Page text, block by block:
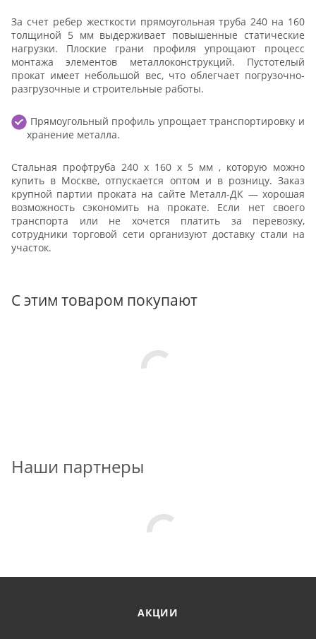
За счет ребер жесткости прямоугольная труба 240 на 160
толщиной 5 мм выдерживает повышенные статические
нагрузки. Плоские грани профиля упрощают процесс
монтажа элементов металлоконструкций. Пустотелый
прокат имеет небольшой вес, что облегчает погрузочно-
разгрузочные и строительные работы.
Прямоугольный профиль упрощает транспортировку и
хранение металла.
Стальная профтруба 240 х 160 х 5 мм , которую можно
купить в Москве, отпускается оптом и в розницу. Заказ
крупной партии проката на сайте Металл-ДК — хорошая
возможность сэкономить на прокате. Если нет своего
транспорта или не хочется платить за перевозку,
сотрудники торговой сети организуют доставку стали на
участок.
С этим товаром покупают
Наши партнеры
АКЦИИ